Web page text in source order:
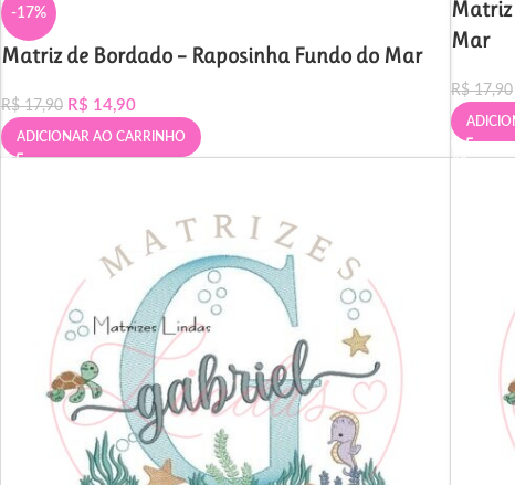
-17%
Matriz de Bordado – Raposinha Fundo do Mar
R$17,90 R$ 14,90
ADICIONAR AO CARRINHO
Matriz
Mar
R$17,90